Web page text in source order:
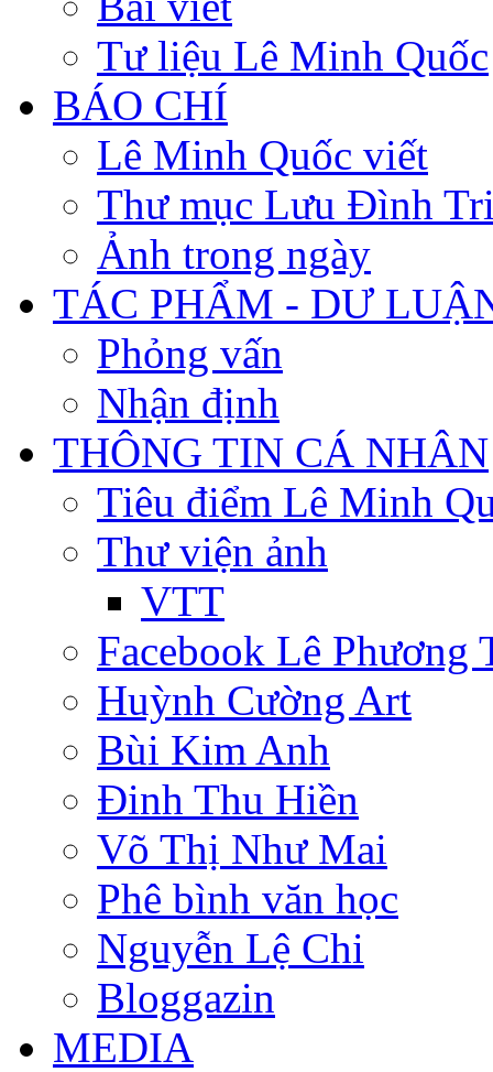
Tư liệu Lê Minh Quốc
BÁO CHÍ
Lê Minh Quốc viết
Thư mục Lưu Đình
Ảnh trong ngày
TÁC PHẨM - DƯ
Phỏng vấn
Nhận định
THÔNG TIN CÁ NHÂN
Tiêu điểm Lê Minh
Thư viện ảnh
VTT
Facebook Lê Phương
Huỳnh Cường Art
Bùi Kim Anh
Đinh Thu Hiền
Võ Thị Như Mai
Phê bình văn học
Nguyễn Lệ Chi
Bloggazin
MEDIA